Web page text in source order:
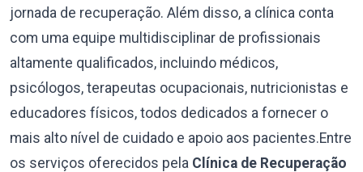
jornada de recuperação. Além disso, a clínica conta
com uma equipe multidisciplinar de profissionais
altamente qualificados, incluindo médicos,
psicólogos, terapeutas ocupacionais, nutricionistas e
educadores físicos, todos dedicados a fornecer o
mais alto nível de cuidado e apoio aos pacientes.Entre
os serviços oferecidos pela Clínica de Recuperação